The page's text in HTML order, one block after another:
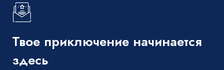
Твое приключение начинается
здесь